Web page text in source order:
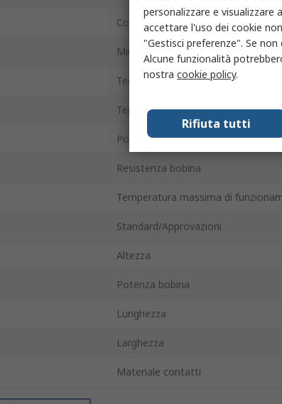
Corrente di commutazione
Minima temperatura operativa
Tensione commutazione CA
Tensione commutazione CC
Potenza di commutazione
Resistenza bobina
Temperatura massima di
Standard/Approvazioni
Altezza
Potenza bobina
Lunghezza
Larghezza
Materiale contatti
personalizzare e visualizzare
accettare l'uso dei cookie
"Gestisci preferenze". Se
Alcune funzionalità
nostra cookie policy.
Rifiuta tutti